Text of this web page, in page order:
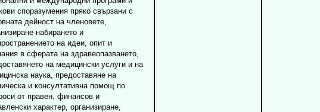
споразумения пряко свързани с
дейност на членовете,
набирането и
на идеи, опит и
в сферата на здравеопазването,
на медицински услуги и на
наука, предоставяне на
и консултативна помощ по
от правен, финансов и
характер, организиране,